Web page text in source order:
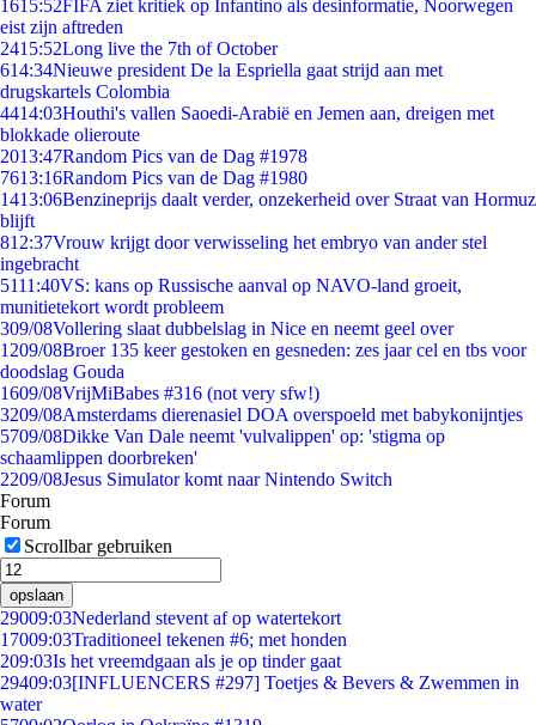
1615:52FIFA ziet kritiek op Infantino als desinformatie, Noorwegen
eist zijn aftreden
2415:52Long live the 7th of October
614:34Nieuwe president De la Espriella gaat strijd aan met
drugskartels Colombia
4414:03Houthi's vallen Saoedi-Arabië en Jemen aan, dreigen met
blokkade olieroute
2013:47Random Pics van de Dag #1978
7613:16Random Pics van de Dag #1980
1413:06Benzineprijs daalt verder, onzekerheid over Straat van Hormuz
blijft
812:37Vrouw krijgt door verwisseling het embryo van ander stel
ingebracht
5111:40VS: kans op Russische aanval op NAVO-land groeit,
munitietekort wordt probleem
309/08Vollering slaat dubbelslag in Nice en neemt geel over
1209/08Broer 135 keer gestoken en gesneden: zes jaar cel en tbs voor
doodslag Gouda
1609/08VrijMiBabes #316 (not very sfw!)
3209/08Amsterdams dierenasiel DOA overspoeld met babykonijntjes
5709/08Dikke Van Dale neemt 'vulvalippen' op: 'stigma op
schaamlippen doorbreken'
2209/08Jesus Simulator komt naar Nintendo Switch
Forum
Forum
Scrollbar gebruiken
opslaan
29009:03Nederland stevent af op watertekort
17009:03Traditioneel tekenen #6; met honden
209:03Is het vreemdgaan als je op tinder gaat
29409:03[INFLUENCERS #297] Toetjes & Bevers & Zwemmen in
water